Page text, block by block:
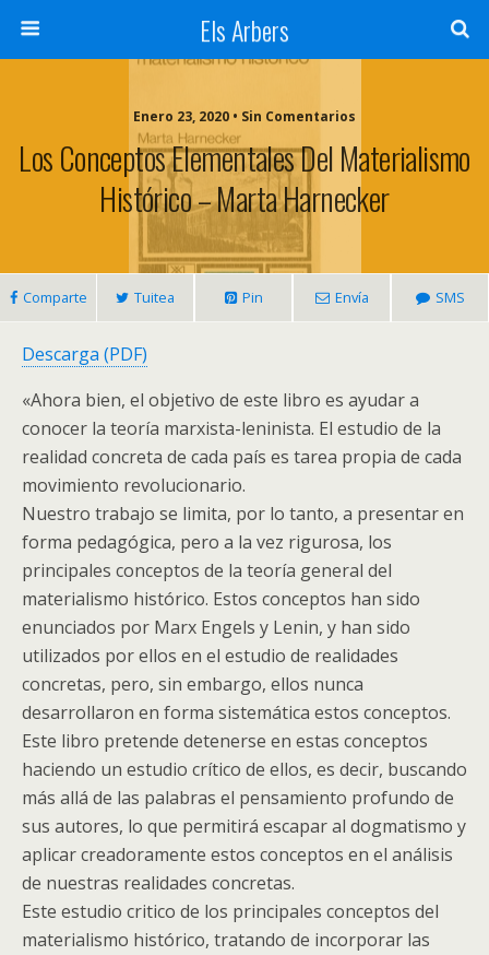
Els Arbers
Enero 23, 2020 • Sin Comentarios
Los Conceptos Elementales Del Materialismo
Histórico – Marta Harnecker
Comparte Tuitea Pin Envía SMS
Descarga (PDF)
«Ahora bien, el objetivo de este libro es ayudar a
conocer la teoría marxista-leninista. El estudio de la
realidad concreta de cada país es tarea propia de cada
movimiento revolucionario.
Nuestro trabajo se limita, por lo tanto, a presentar en
forma pedagógica, pero a la vez rigurosa, los
principales conceptos de la teoría general del
materialismo histórico. Estos conceptos han sido
enunciados por Marx Engels y Lenin, y han sido
utilizados por ellos en el estudio de realidades
concretas, pero, sin embargo, ellos nunca
desarrollaron en forma sistemática estos conceptos.
Este libro pretende detenerse en estas conceptos
haciendo un estudio crítico de ellos, es decir, buscando
más allá de las palabras el pensamiento profundo de
sus autores, lo que permitirá escapar al dogmatismo y
aplicar creadoramente estos conceptos en el análisis
de nuestras realidades concretas.
Este estudio critico de los principales conceptos del
materialismo histórico, tratando de incorporar las